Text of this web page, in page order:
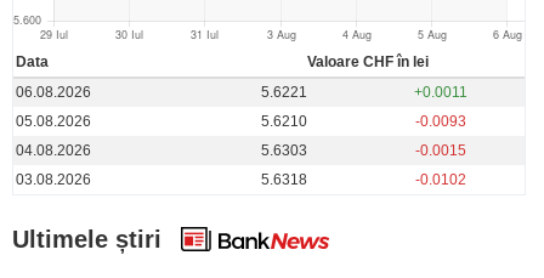
Data
Valoare CHF în lei
06.08.2026
5.6221
+0.0011
05.08.2026
5.6210
-0.0093
04.08.2026
5.6303
-0.0015
03.08.2026
5.6318 -0.0102
Ultimele știri